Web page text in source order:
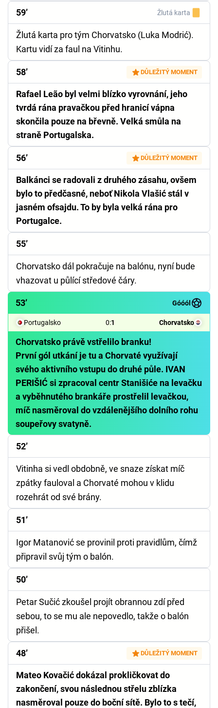
59’ Žlutá karta
Žlutá karta pro tým Chorvatsko (Luka Modrić).
Kartu vidí za faul na Vitinhu.
58’ DŮLEŽITÝ MOMENT
Rafael Leão byl velmi blízko vyrovnání, jeho
tvrdá rána pravačkou před hranicí vápna
skončila pouze na břevně. Velká smůla na
straně Portugalska.
56’ DŮLEŽITÝ MOMENT
Balkánci se radovali z druhého zásahu, ovšem
bylo to předčasné, neboť Nikola Vlašić stál v
jasném ofsajdu. To by byla velká rána pro
Portugalce.
55’
Chorvatsko dál pokračuje na balónu, nyní bude
vhazovat u půlící středové čáry.
53’ Góóól
Portugalsko 0:1 Chorvatsko
Chorvatsko právě vstřelilo branku!
První gól utkání je tu a Chorvaté využívají
svého aktivního vstupu do druhé půle. IVAN
PERIŠIĆ si zpracoval centr Stanišiće na levačku
a vyběhnutého brankáře prostřelil levačkou,
míč nasměroval do vzdálenějšího dolního rohu
soupeřovy svatyně.
52’
Vitinha si vedl obdobně, ve snaze získat míč
zpátky fauloval a Chorvaté mohou v klidu
rozehrát od své brány.
51’
Igor Matanović se provinil proti pravidlům, čímž
připravil svůj tým o balón.
50’
Petar Sučić zkoušel projít obrannou zdí před
sebou, to se mu ale nepovedlo, takže o balón
přišel.
48’ DŮLEŽITÝ MOMENT
Mateo Kovačić dokázal prokličkovat do
zakončení, svou následnou střelu zblízka
nasměroval pouze do boční sítě. Bylo to s tečí,